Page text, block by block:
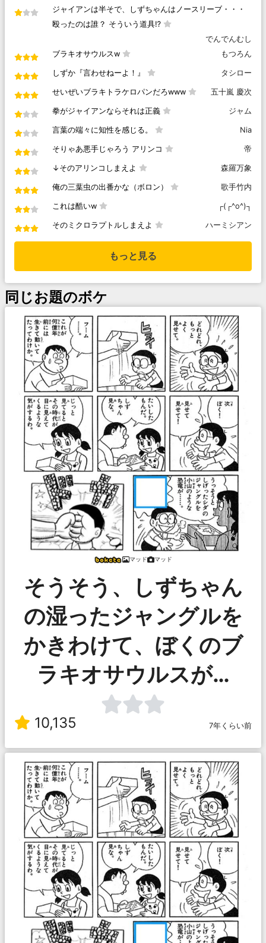
ジャイアンは半そで、しずちゃんはノースリーブ・・・
殴ったのは誰？ そういう道具⁉️
でんでんむし
ブラキオサウルスw
もつろん
しずか『言わせねーよ！』 タシロー
せいぜいブラキトラケロパンだろwww 五十嵐 慶次
拳がジャイアンならそれは正義 ジャム
言葉の端々に知性を感じる。 Nia
そりゃあ悪手じゃろう アリンコ 帝
↓そのアリンコしまえよ 森羅万象
俺の三葉虫の出番かな（ボロン） 歌手竹内
これは酷いw ┌(┌^o^)┐
そのミクロラプトルしまえよ ハーミシアン
もっと見る
同じお題のボケ
マッド マッド
そうそう、しずちゃん
の湿ったジャングルを
かきわけて、ぼくのブ
ラキオサウルスが…
10,135 7年くらい前